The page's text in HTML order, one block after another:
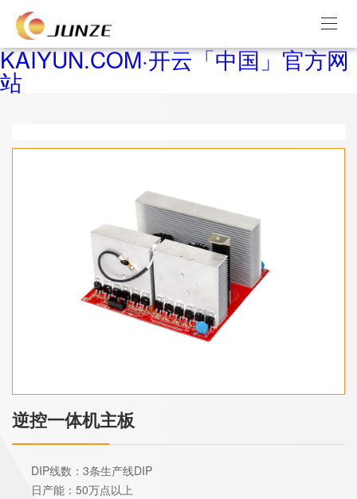
KAIYUN.COM·开云「中国」官方网
站
逆控一体机主板
DIP线数：3条生产线DIP
日产能：50万点以上